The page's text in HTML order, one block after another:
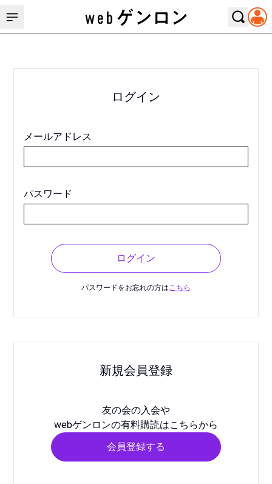
ログイン
メールアドレス
パスワード
ログイン
パスワードをお忘れの方はこちら
新規会員登録
友の会の入会や
webゲンロンの有料購読はこちらから
会員登録する